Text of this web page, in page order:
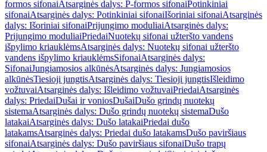
formos sifonaiAtsarginės dalys: P-formos sifonaiPotinkiniai
sifonaiAtsarginės dalys: Potinkiniai sifonaiIšoriniai sifonaiAtsarginės
dalys: Išoriniai sifonaiPrijungimo moduliaiAtsarginės dalys:
Prijungimo moduliaiPriedaiNuotekų sifonai užteršto vandens
išpylimo kriauklėmsAtsarginės dalys: Nuotekų sifonai užteršto
vandens išpylimo kriauklėmsSifonaiAtsarginės dalys:
SifonaiJungiamosios alkūnėsAtsarginės dalys: Jungiamosios
alkūnėsTiesioji jungtisAtsarginės dalys: Tiesioji jungtisIšleidimo
vožtuvaiAtsarginės dalys: Išleidimo vožtuvaiPriedaiAtsarginės
dalys: PriedaiDušai ir voniosDušaiDušo grindų nuotekų
sistemaAtsarginės dalys: Dušo grindų nuotekų sistemaDušo
latakaiAtsarginės dalys: Dušo latakaiPriedai dušo
latakamsAtsarginės dalys: Priedai dušo latakamsDušo paviršiaus
sifonaiAtsarginės dalys: Dušo paviršiaus sifonaiDušo trapų